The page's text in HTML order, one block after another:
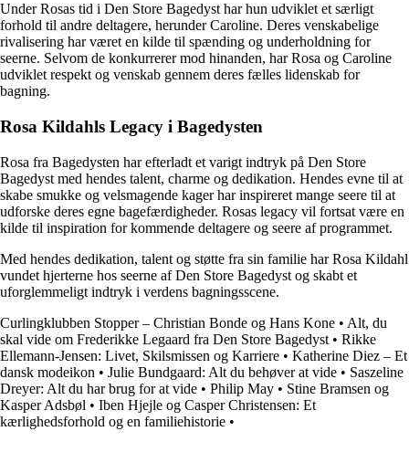
Under Rosas tid i Den Store Bagedyst har hun udviklet et særligt
forhold til andre deltagere, herunder Caroline. Deres venskabelige
rivalisering har været en kilde til spænding og underholdning for
seerne. Selvom de konkurrerer mod hinanden, har Rosa og Caroline
udviklet respekt og venskab gennem deres fælles lidenskab for
bagning.
Rosa Kildahls Legacy i Bagedysten
Rosa fra Bagedysten har efterladt et varigt indtryk på Den Store
Bagedyst med hendes talent, charme og dedikation. Hendes evne til at
skabe smukke og velsmagende kager har inspireret mange seere til at
udforske deres egne bagefærdigheder. Rosas legacy vil fortsat være en
kilde til inspiration for kommende deltagere og seere af programmet.
Med hendes dedikation, talent og støtte fra sin familie har Rosa Kildahl
vundet hjerterne hos seerne af Den Store Bagedyst og skabt et
uforglemmeligt indtryk i verdens bagningsscene.
Curlingklubben Stopper – Christian Bonde og Hans Kone • Alt, du
skal vide om Frederikke Legaard fra Den Store Bagedyst • Rikke
Ellemann-Jensen: Livet, Skilsmissen og Karriere • Katherine Diez – Et
dansk modeikon • Julie Bundgaard: Alt du behøver at vide • Saszeline
Dreyer: Alt du har brug for at vide • Philip May • Stine Bramsen og
Kasper Adsbøl • Iben Hjejle og Casper Christensen: Et
kærlighedsforhold og en familiehistorie •